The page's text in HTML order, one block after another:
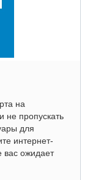
на
не пропускать
для
интернет-
вас ожидает